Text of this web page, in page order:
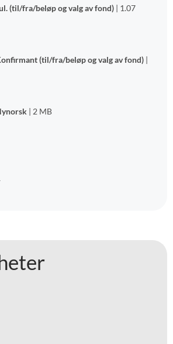
(til/fra/beløp og valg av fond) | 1.07
(til/fra/beløp og valg av fond) |
| 2 MB